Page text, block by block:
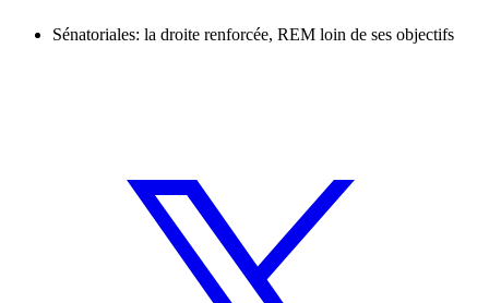
Sénatoriales: la droite renforcée, REM loin de ses objectifs